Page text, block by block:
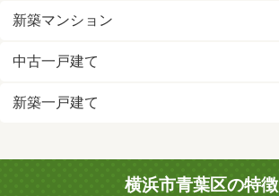
新築マンション
中古一戸建て
新築一戸建て
横浜市青葉区の特徴